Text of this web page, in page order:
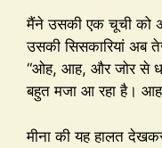
मैंने उसकी एक चूची को
उसकी सिसकारियां अब
“ओह, आह, और जोर से
बहुत मजा आ रहा है।
मीना की यह हालत